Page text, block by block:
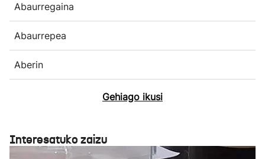
Abaurregaina
Abaurrepea
Aberin
Gehiago ikusi
Interesatuko zaizu